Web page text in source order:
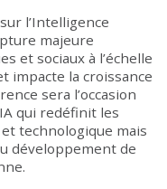
l’Intelligence
majeure
et sociaux à l’échelle
impacte la croissance
sera l’occasion
qui redéfinit les
technologique mais
développement de